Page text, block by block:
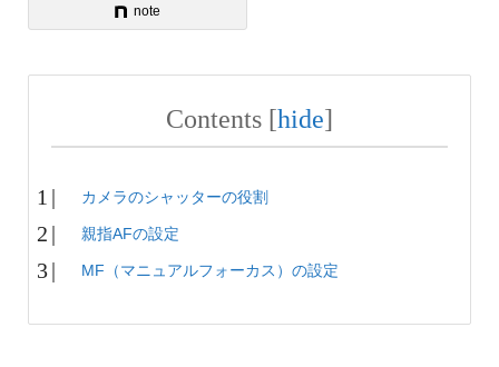
note
Contents [hide]
カメラのシャッターの役割
親指AFの設定
MF（マニュアルフォーカス）の設定